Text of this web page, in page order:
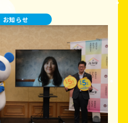
お知らせ